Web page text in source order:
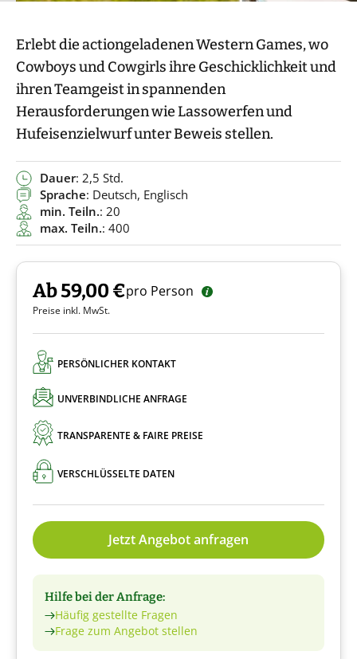
Erlebt die actiongeladenen Western Games, wo
Cowboys und Cowgirls ihre Geschicklichkeit und
ihren Teamgeist in spannenden
Herausforderungen wie Lassowerfen und
Hufeisenzielwurf unter Beweis stellen.
Dauer: 2,5 Std.
Sprache: Deutsch, Englisch
min. Teiln.: 20
max. Teiln.: 400
Ab 59,00 €pro Person
Preise inkl. MwSt.
PERSÖNLICHER KONTAKT
UNVERBINDLICHE ANFRAGE
TRANSPARENTE & FAIRE PREISE
VERSCHLÜSSELTE DATEN
Jetzt Angebot anfragen
Hilfe bei der Anfrage:
Häufig gestellte Fragen
Frage zum Angebot stellen